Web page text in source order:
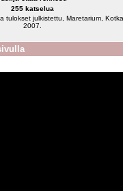
255 katselua
tulokset julkistettu, Maretarium, Kotka
2007.